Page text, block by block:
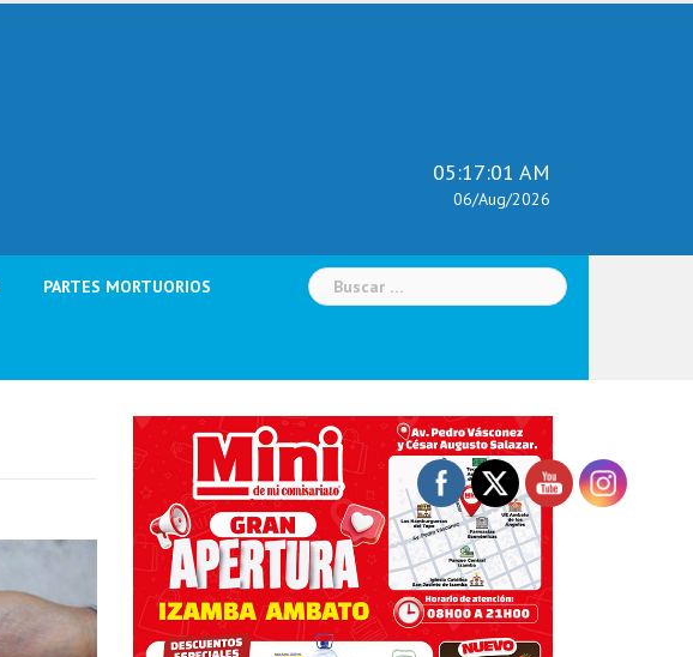
05:17:02 AM
06/Aug/2026
PARTES MORTUORIOS Buscar: